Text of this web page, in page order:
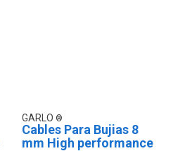
GARLO
Cables Para Bujias 8
mm High performance